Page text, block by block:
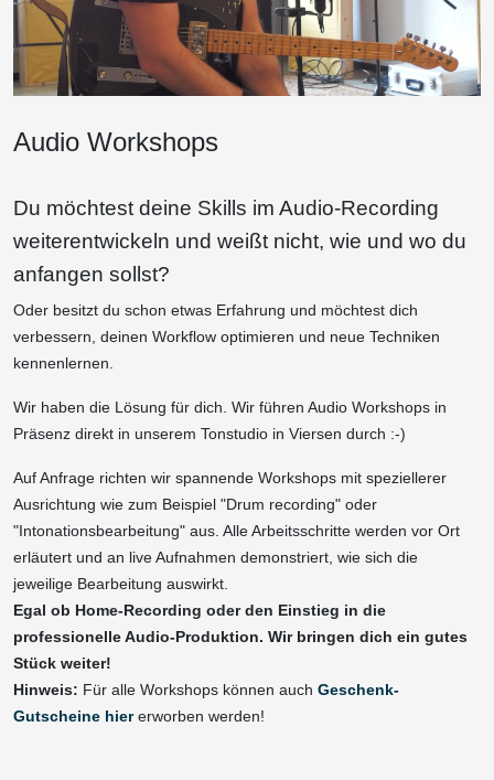
Audio Workshops
Du möchtest deine Skills im Audio-Recording
weiterentwickeln und weißt nicht, wie und wo du
anfangen sollst?
Oder besitzt du schon etwas Erfahrung und möchtest dich
verbessern, deinen Workflow optimieren und neue Techniken
kennenlernen.
Wir haben die Lösung für dich. Wir führen Audio Workshops in
Präsenz direkt in unserem Tonstudio in Viersen durch :-)
Auf Anfrage richten wir spannende Workshops mit speziellerer
Ausrichtung wie zum Beispiel "Drum recording" oder
"Intonationsbearbeitung" aus. Alle Arbeitsschritte werden vor Ort
erläutert und an live Aufnahmen demonstriert, wie sich die
jeweilige Bearbeitung auswirkt.
Egal ob Home-Recording oder den Einstieg in die
professionelle Audio-Produktion. Wir bringen dich ein gutes
Stück weiter!
Hinweis: Für alle Workshops können auch Geschenk-
Gutscheine hiererworben werden!